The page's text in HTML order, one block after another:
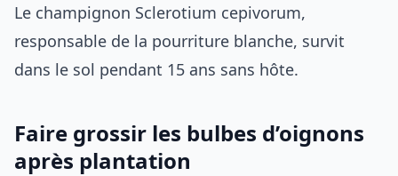
Le champignon Sclerotium cepivorum,
responsable de la pourriture blanche, survit
dans le sol pendant 15 ans sans hôte.
Faire grossir les bulbes d’oignons
après plantation